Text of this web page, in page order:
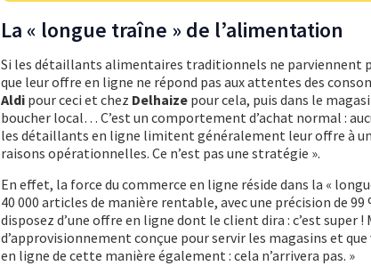
La « longue traîne » de l’alimentation
Si les détaillants alimentaires traditionnels ne parviennent
que leur offre en ligne ne répond pas aux attentes des
Aldi pour ceci et chez Delhaize pour cela, puis dans le
boucher local… C’est un comportement d’achat normal :
les détaillants en ligne limitent généralement leur offre à un
raisons opérationnelles. Ce n’est pas une stratégie ».
En effet, la force du commerce en ligne réside dans la «
40 000 articles de manière rentable, avec une précision de 99
disposez d’une offre en ligne dont le client dira : c’est super !
d’approvisionnement conçue pour servir les magasins et
en ligne de cette manière également : cela n’arrivera pas. »